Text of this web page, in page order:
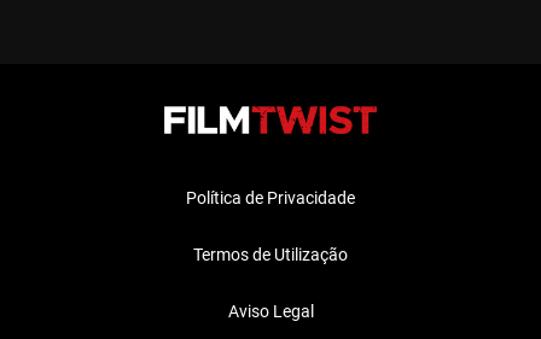
Política de Privacidade
Termos de Utilização
Aviso Legal